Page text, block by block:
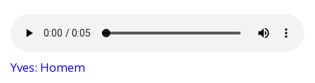
Yves: Homem